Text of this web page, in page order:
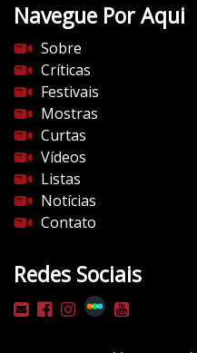
e
s
d
o
c
i
n
e
m
a
c
o
m
Navegue Por Aqui
Sobre
Críticas
Festivais
Mostras
Curtas
Vídeos
Listas
Notícias
Contato
Redes Sociais